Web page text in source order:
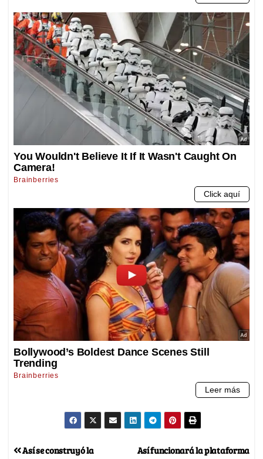
Así funcionará la plataforma
Así se construyó la